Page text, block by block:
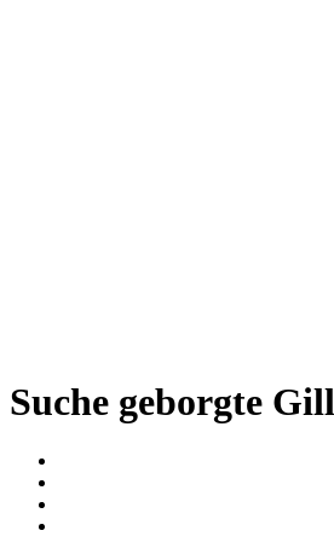
Suche geborgte